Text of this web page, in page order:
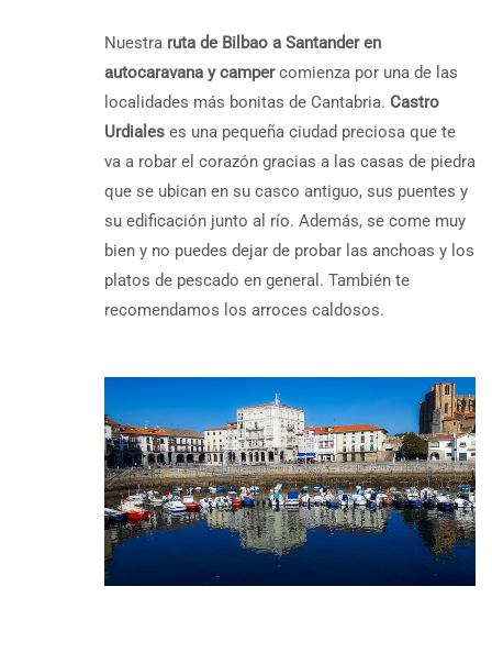
Nuestra ruta de Bilbao a Santander en
autocaravana y campercomienza por una de las
localidades más bonitas de Cantabria. Castro
Urdiales es una pequeña ciudad preciosa que te
va a robar el corazón gracias a las casas de piedra
que se ubican en su casco antiguo, sus puentes y
su edificación junto al río. Además, se come muy
bien y no puedes dejar de probar las anchoas y los
platos de pescado en general. También te
recomendamos los arroces caldosos.